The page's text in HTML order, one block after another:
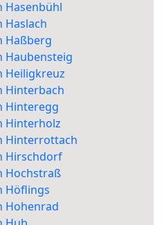
Hasenbühl
Haslach
Haßberg
Haubensteig
Heiligkreuz
Hinterbach
Hinteregg
Hinterholz
Hinterrottach
Hirschdorf
Hochstraß
Höflings
Hohenrad